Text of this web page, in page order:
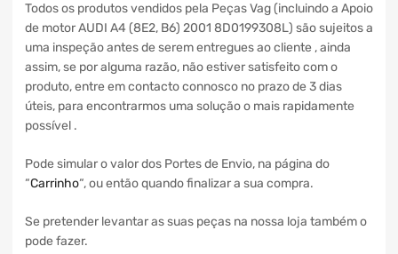
Todos os produtos vendidos pela Peças Vag (incluindo a Apoio
de motor AUDI A4 (8E2, B6) 2001 8D0199308L) são sujeitos a
uma inspeção antes de serem entregues ao cliente , ainda
assim, se por alguma razão, não estiver satisfeito com o
produto, entre em contacto connosco no prazo de 3 dias
úteis, para encontrarmos uma solução o mais rapidamente
possível .
Pode simular o valor dos Portes de Envio, na página do
“Carrinho“, ou então quando finalizar a sua compra.
Se pretender levantar as suas peças na nossa loja também o
pode fazer.